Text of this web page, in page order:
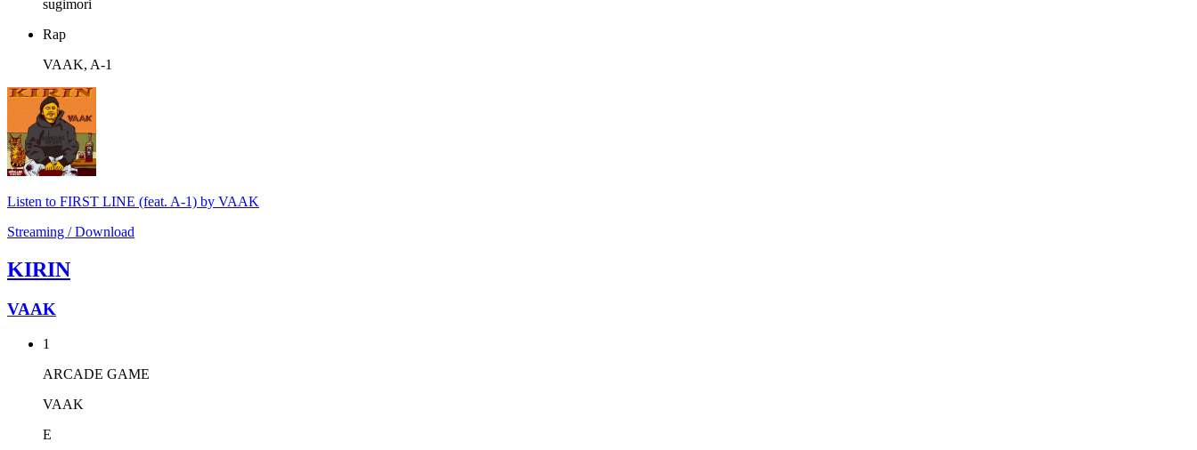
sugimori
Rap
VAAK, A-1
Listen to FIRST LINE (feat. A-1) by VAAK
Streaming / Download
KIRIN
VAAK
1
ARCADE GAME
VAAK
E